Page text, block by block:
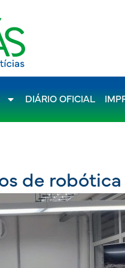
DIÁRIO OFICIAL
de robótica